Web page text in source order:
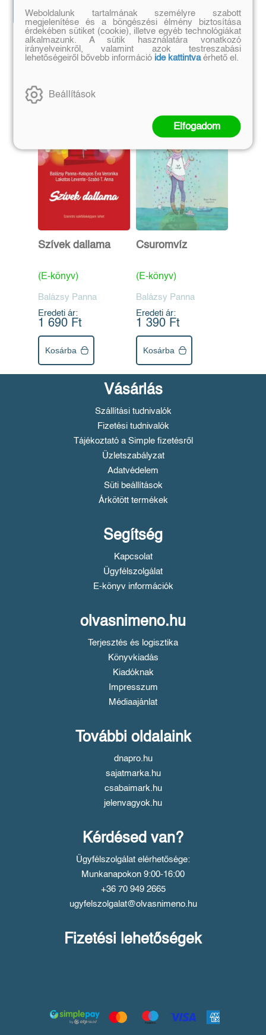
Előrendelem Előrendelem
Szerző további művei
Szívek dallama
(E-könyv)
Balázsy Panna
Eredeti ár:
1 690 Ft
Kosárba
Csuromvíz
(E-könyv)
Balázsy Panna
Eredeti ár:
1 390 Ft
Kosárba
Vásárlás
Szállítási tudnivalók
Fizetési tudnivalók
Tájékoztató a Simple fizetésről
Üzletszabályzat
Adatvédelem
Süti beállítások
Árkötött termékek
Segítség
Kapcsolat
Ügyfélszolgálat
E-könyv információk
olvasnimeno.hu
Terjesztés és logisztika
Könyvkiadás
Kiadóknak
Impresszum
Médiaajánlat
További oldalaink
dnapro.hu
sajatmarka.hu
csabaimark.hu
jelenvagyok.hu
Kérdésed van?
Ügyfélszolgálat elérhetősége:
Munkanapokon 9:00-16:00
+36 70 949 2665
ugyfelszolgalat@olvasnimeno.hu
Fizetési lehetőségek
Weboldalunk tartalmának személyre szabott
megjelenítése és a böngészési élmény biztosítása
érdekében sütiket (cookie), illetve egyéb technológiákat
alkalmazunk. A sütik használatára vonatkozó
irányelveinkről, valamint azok testreszabási
lehetőségeiről bővebb információ ide kattintvaérhető el.
Beállítások
Elfogadom